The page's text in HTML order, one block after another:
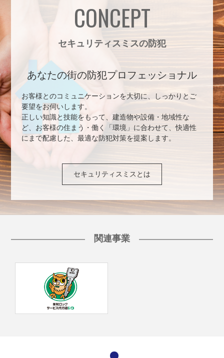
CONCEPT
セキュリティスミスの防犯
あなたの街の防犯プロフェッショナル
お客様とのコミュニケーションを大切に、しっかりとご
要望をお伺いします。
正しい知識と技能をもって、建造物や設備・地域性な
ど、お客様の住まう・働く「環境」に合わせて、快適性
にまで配慮した、最適な防犯対策を提案します。
セキュリティスミスとは
関連事業